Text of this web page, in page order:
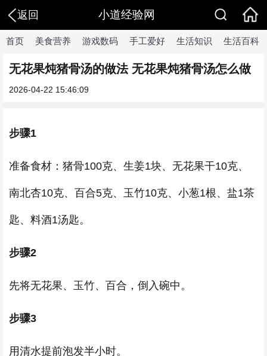
返回 小道经验网
首页 美食营养 游戏数码 手工爱好 生活知识 生活百科
无花果炖猪骨汤的做法 无花果炖猪骨汤怎么做
2026-04-22 15:46:09
步骤1
准备食材：猪骨100克、生姜1块、无花果干10克、
南北杏10克、百合5克、玉竹10克、小葱1根、盐1茶
匙、料酒1汤匙。
步骤2
先将无花果、玉竹、百合，倒入碗中。
步骤3
用清水提前泡发半小时。